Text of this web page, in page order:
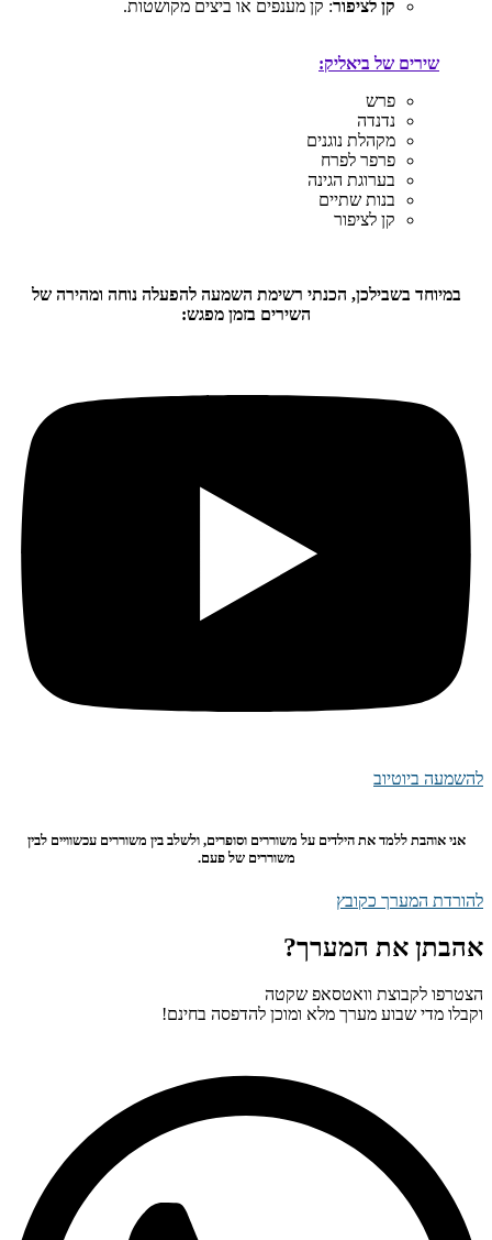
קן לציפור: קן מענפים או ביצים מקושטות.
שירים של ביאליק:
פרש
נדנדה
מקהלת נוגנים
פרפר לפרח
בערוגת הגינה
בנות שתיים
קן לציפור
במיוחד בשבילכן, הכנתי רשימת השמעה להפעלה נוחה ומהירה של
השירים בזמן מפגש:
להשמעה ביוטיוב
אני אוהבת ללמד את הילדים על משוררים וסופרים, ולשלב בין משוררים עכשוויים לבין
משוררים של פעם.
להורדת המערך כקובץ
אהבתן את המערך?
הצטרפו לקבוצת וואטסאפ שקטה
וקבלו מדי שבוע מערך מלא ומוכן להדפסה בחינם!